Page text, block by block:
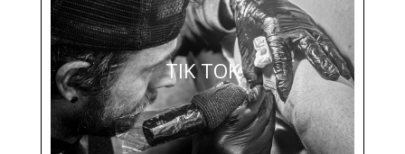
TIK TOK